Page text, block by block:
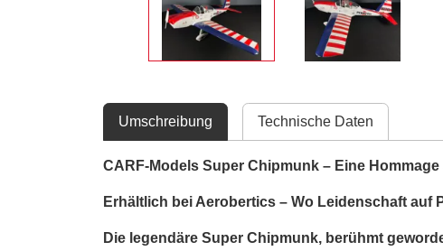
Umschreibung Technische Daten
CARF-Models Super Chipmunk – Eine
Erhältlich bei Aerobertics – Wo Leidenschaft auf
Die legendäre Super Chipmunk, berühmt